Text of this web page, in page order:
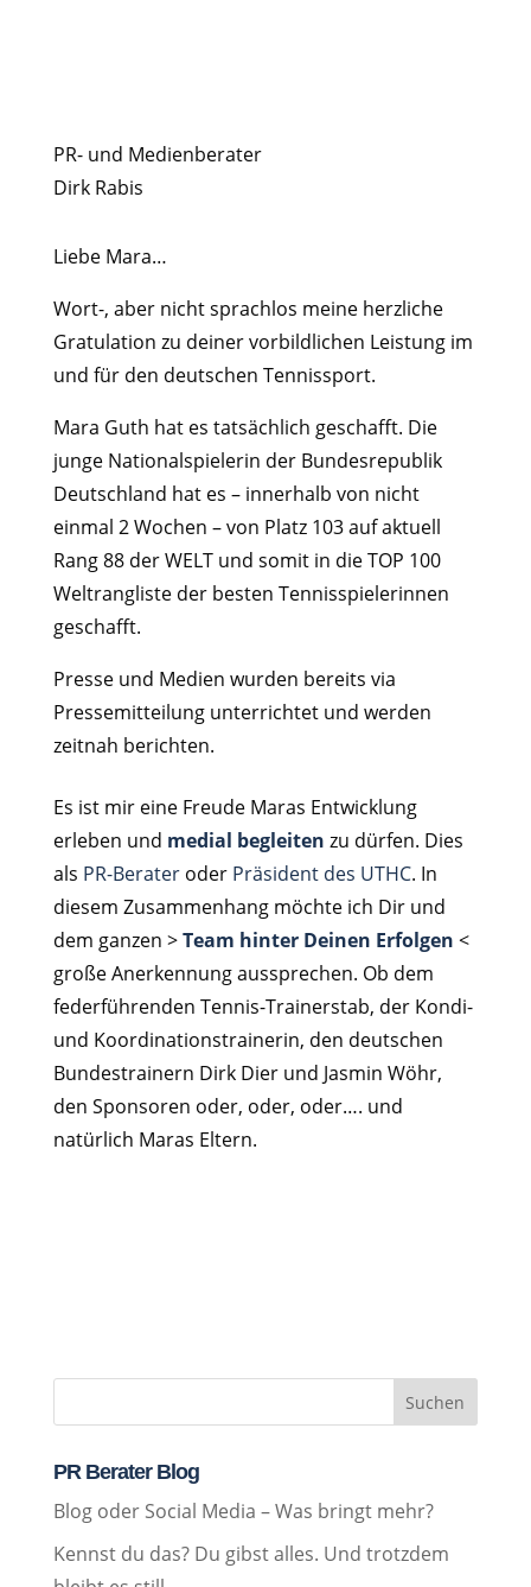
PR- und Medienberater
Dirk Rabis
Liebe Mara…
Wort-, aber nicht sprachlos meine herzliche
Gratulation zu deiner vorbildlichen Leistung im
und für den deutschen Tennissport.
Mara Guth hat es tatsächlich geschafft. Die
junge Nationalspielerin der Bundesrepublik
Deutschland hat es – innerhalb von nicht
einmal 2 Wochen – von Platz 103 auf aktuell
Rang 88 der WELT und somit in die TOP 100
Weltrangliste der besten Tennisspielerinnen
geschafft.
Presse und Medien wurden bereits via
Pressemitteilung unterrichtet und werden
zeitnah berichten.
Es ist mir eine Freude Maras Entwicklung
erleben und medial begleiten zu dürfen. Dies
als PR-Berateroder Präsident des UTHC. In
diesem Zusammenhang möchte ich Dir und
dem ganzen >Team hinter Deinen Erfolgen <
große Anerkennung aussprechen. Ob dem
federführenden Tennis-Trainerstab, der Kondi-
und Koordinationstrainerin, den deutschen
Bundestrainern Dirk Dier und Jasmin Wöhr,
den Sponsoren oder, oder, oder…. und
natürlich Maras Eltern.
Suchen
PR Berater Blog
Blog oder Social Media – Was bringt mehr?
Kennst du das? Du gibst alles. Und trotzdem